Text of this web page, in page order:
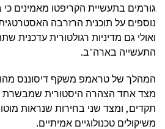
גורמים בתעשיית הקריפטו מאמינים כי
נוספים על תוכנית הרזרבה
ואולי גם מדיניות רגולטורית
התעשייה בארה"ב.
המהלך של טראמפ משקף דיסוננס
מצד אחד הצהרה היסטורית שמבשרת
תקדים, ומצד שני בחירות שנראות
משיקולים טכנולוגיים אמיתיים.